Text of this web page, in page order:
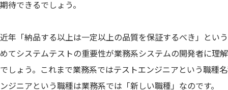
期待できるでしょう。
近年「納品する以上は一定以上の品質を保証するべき」とい
めてシステムテストの重要性が業務系システムの開発者に理
でしょう。これまで業務系ではテストエンジニアという職種
ンジニアという職種は業務系では「新しい職種」なのです。